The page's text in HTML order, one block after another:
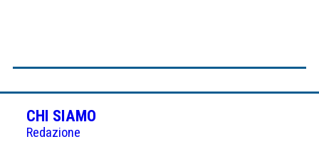
CHI SIAMO
Redazione